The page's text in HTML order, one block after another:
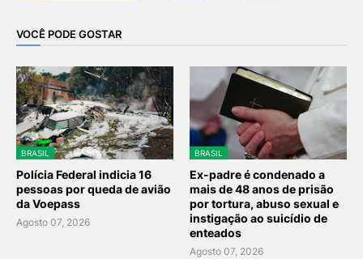
VOCÊ PODE GOSTAR
BRASIL
Polícia Federal indicia 16
pessoas por queda de avião
da Voepass
Agosto 07, 2026
BRASIL
Ex-padre é condenado a
mais de 48 anos de prisão
por tortura, abuso sexual e
instigação ao suicídio de
enteados
Agosto 07, 2026